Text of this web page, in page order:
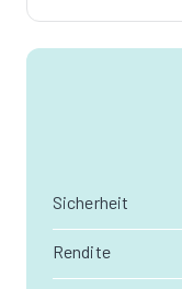
Sicherheit
Rendite